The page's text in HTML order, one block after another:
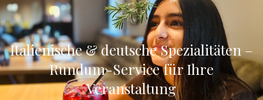
Italienische & deutsche Spezialitäten –
Rundum-Service für Ihre
Veranstaltung